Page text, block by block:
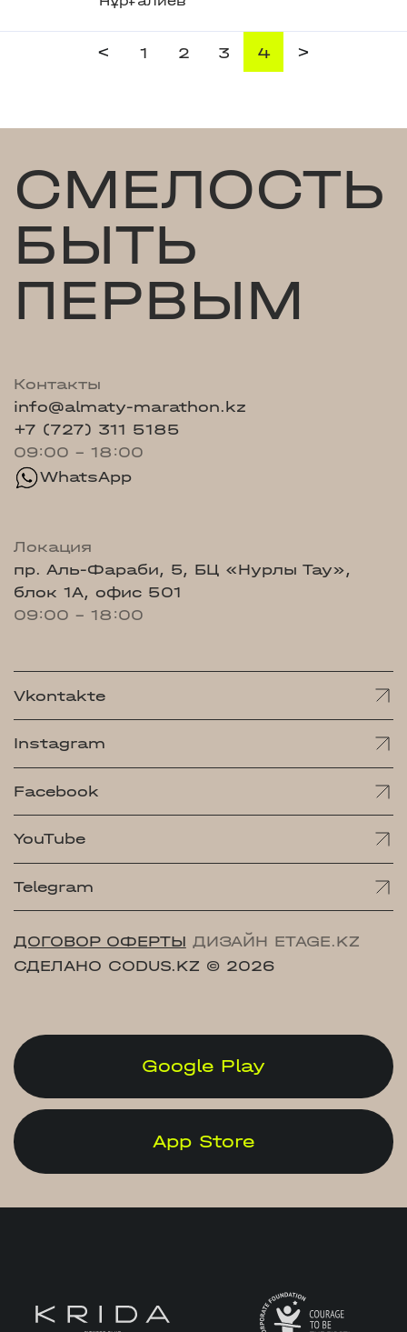
< 1 2 3 4 >
СМЕЛОСТЬ
БЫТЬ
ПЕРВЫМ
Контакты
info@almaty-marathon.kz
+7 (727) 311 5185
09:00 - 18:00
WhatsApp
Локация
пр. Аль-Фараби, 5, БЦ «Нурлы Тау»,
блок 1А, офис 501
09:00 - 18:00
Vkontakte
Instagram
Facebook
YouTube
Telegram
ДОГОВОР ОФЕРТЫ ДИЗАЙН ETAGE.KZ
СДЕЛАНО CODUS.KZ © 2026
Google Play
App Store